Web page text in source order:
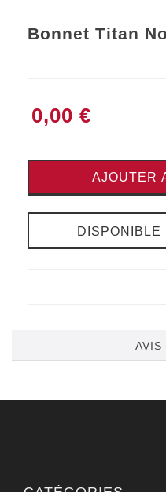
Bonnet Titan
0,00 €
AJOUTER
DISPONIBLE
AVIS